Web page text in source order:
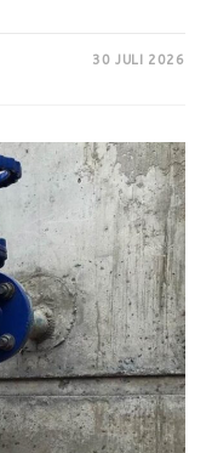
30 JULI 2026